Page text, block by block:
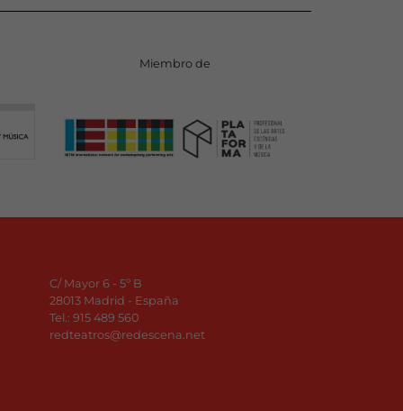
Miembro de
C/ Mayor 6 - 5º B
28013 Madrid - España
Tel.: 915 489 560
redteatros@redescena.net